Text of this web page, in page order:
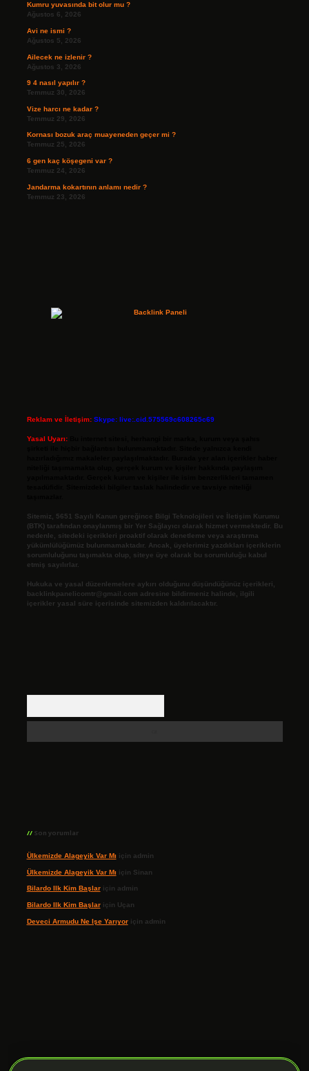
Kumru yuvasında bit olur mu ?
Ağustos 6, 2026
Avi ne ismi ?
Ağustos 5, 2026
Ailecek ne izlenir ?
Ağustos 3, 2026
9 4 nasıl yapılır ?
Temmuz 30, 2026
Vize harcı ne kadar ?
Temmuz 29, 2026
Kornası bozuk araç muayeneden geçer mi ?
Temmuz 25, 2026
6 gen kaç köşegeni var ?
Temmuz 24, 2026
Jandarma kokartının anlamı nedir ?
Temmuz 23, 2026
Reklam ve İletişim: Skype: live:.cid.575569c608265c69
Yasal Uyarı:
Sitemiz, 5651 Sayılı Kanun gereğince Bilgi Teknolojileri ve İletişim Kurumu
(BTK) tarafından onaylanmış bir Yer Sağlayıcı olarak hizmet vermektedir. Bu
nedenle, sitedeki içerikleri proaktif olarak denetleme veya araştırma
yükümlülüğümüz bulunmamaktadır. Ancak, üyelerimiz yazdıkları içeriklerin
sorumluluğunu taşımakta olup, siteye üye olarak bu sorumluluğu kabul
etmiş sayılırlar.
Hukuka ve yasal düzenlemelere aykırı olduğunu düşündüğünüz içerikleri,
backlinkpanelicomtr@gmail.com adresine bildirmeniz halinde, ilgili
içerikler yasal süre içerisinde sitemizden kaldırılacaktır.
Son yorumlar
Ülkemizde Alageyik Var Mı için admin
Ülkemizde Alageyik Var Mı için Sinan
Bilardo Ilk Kim Başlariçin admin
Bilardo Ilk Kim Başlariçin Uçan
Deveci Armudu Ne Işe Yarıyoriçin admin